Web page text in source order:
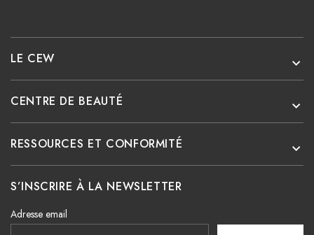
LE CEW
CENTRE DE BEAUTÉ
RESSOURCES ET CONFORMITÉ
S’INSCRIRE À LA NEWSLETTER
Adresse email